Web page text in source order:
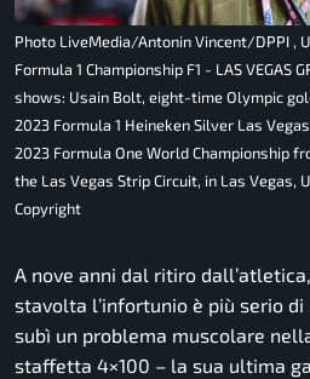
Photo LiveMedia/Antonin Vincent/DPPI ,
Formula 1 Championship F1 - LAS VEGAS
shows: Usain Bolt, eight-time Olympic
2023 Formula 1 Heineken Silver Las
2023 Formula One World Championship
the Las Vegas Strip Circuit, in Las Vegas,
Copyright
A nove anni dal ritiro dall’atletica,
stavolta l’infortunio è più serio di
subì un problema muscolare
staffetta 4×100 – la sua ultima